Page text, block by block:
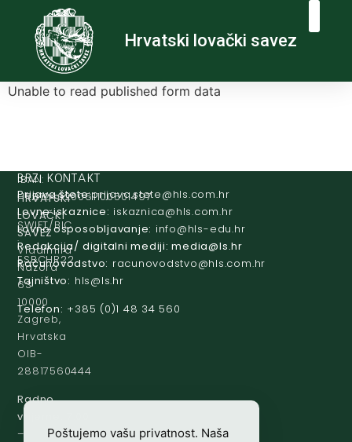
Hrvatski lovački savez
Unable to read published form data
HRVATSKI
LOVAČKI
SAVEZ
Vladimira
Nazora
63
10000
Zagreb,
Hrvatska
OIB-
28817560444
Radno
vrijeme:
–
IBAN:
HR8124020061100501497
SWIFT/BIC
:
ESBCHR22
BRZI KONTAKT
Prijava štete: rh.moc.slh
@etets.avajirp
Lovne iskaznice:
rh.moc.slh
@acinzaksi
Lovno osposobljavanje:
rh.ude-slh
@ofni
Redakcija/ digitalni mediji:
rh.sl
@aidem
Računovodstvo:
rh.moc.slh
@ovtsdovonucar
Tajništvo:
rh.sl
@slh
Telefon: +385 (0)1 48 34 560
Poštujemo vašu privatnost. Naša